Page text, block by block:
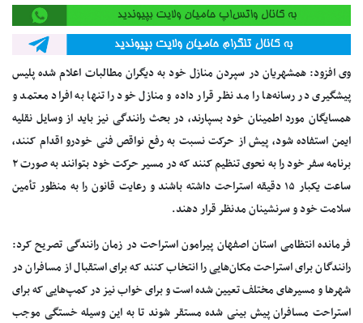
وی افزود: همشهریان در سپردن منازل خود به دیگران مطالبات اعلام شده پلیس
پیشگیری در رسانه‌ها را مد نظر قرار داده و منازل خود را تنها به افراد معتمد و
همسایگان مورد اطمینان خود بسپارند، در بحث رانندگی نیز باید از وسایل نقلیه
ایمن استفاده شود، پیش از حرکت نسبت به رفع نواقص فنی خودرو اقدام کنند،
برنامه سفر خود را به نحوی تنظیم کنند که در مسیر حرکت خود بتوانند به صورت ۲
ساعت یکبار ۱۵ دقیقه استراحت داشته باشند و رعایت قانون را به منظور تأمین
سلامت خود و سرنشینان مدنظر قرار دهند.
فرمانده انتظامی استان اصفهان پیرامون استراحت در زمان رانندگی تصریح کرد:
رانندگان برای استراحت مکان‌هایی را انتخاب کنند که برای استقبال از مسافران در
شهرها و مسیرهای مختلف تعیین شده است و برای خواب نیز در کمپ‌هایی که برای
استراحت مسافران پیش بینی شده مستقر شوند تا به این وسیله خستگی موجب